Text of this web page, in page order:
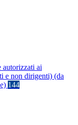
ai
e non dirigenti) (da
144